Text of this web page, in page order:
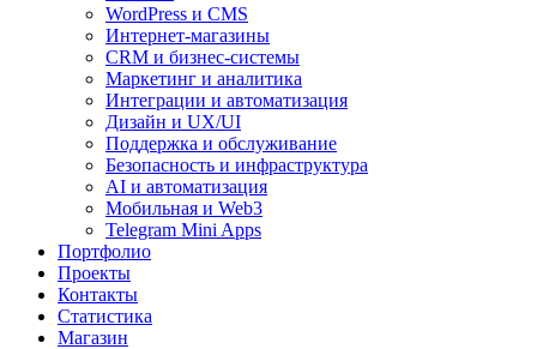
WordPress и CMS
Интернет-магазины
CRM и бизнес-системы
Маркетинг и аналитика
Интеграции и автоматизация
Дизайн и UX/UI
Поддержка и обслуживание
Безопасность и инфраструктура
AI и автоматизация
Мобильная и Web3
Telegram Mini Apps
Портфолио
Проекты
Контакты
Статистика
Магазин